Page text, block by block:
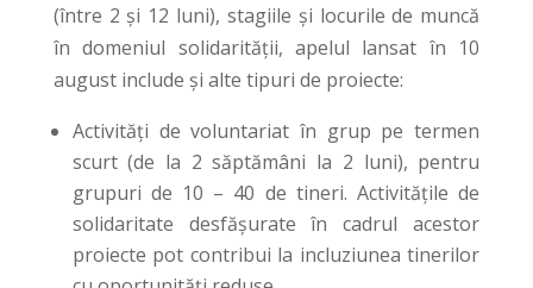
(între 2 și 12 luni), stagiile și locurile de muncă
în domeniul solidarității, apelul lansat în 10
august include și alte tipuri de proiecte:
Activități de voluntariat în grup pe termen
scurt (de la 2 săptămâni la 2 luni), pentru
grupuri de 10 – 40 de tineri. Activitățile de
solidaritate desfășurate în cadrul acestor
proiecte pot contribui la incluziunea tinerilor